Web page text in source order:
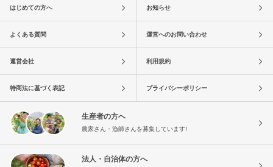
はじめての方へ お知らせ
よくある質問 運営へのお問い合わせ
運営会社 利用規約
特商法に基づく表記 プライバシーポリシー
生産者の方へ
農家さん・漁師さんを募集しています!
法人・自治体の方へ